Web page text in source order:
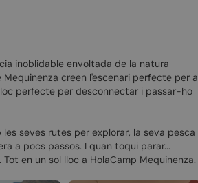
inoblidable envoltada de la natura
creen l'escenari perfecte per a
perfecte per desconnectar i passar-ho
seves rutes per explorar, la seva pesca
a pocs passos. I quan toqui parar...
en un sol lloc a HolaCamp Mequinenza.